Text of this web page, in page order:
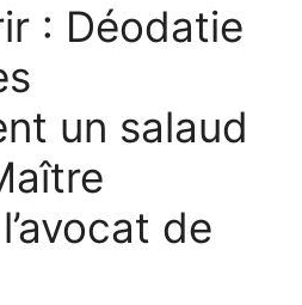
: Déodatie
un salaud
de